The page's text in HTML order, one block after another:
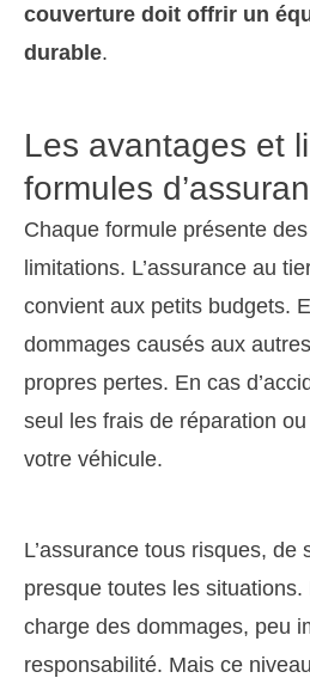
couverture doit offrir un
durable.
Les avantages et
formules
Chaque formule présente
limitations. L’assurance au
convient aux petits budgets.
dommages causés aux
propres pertes. En cas
seul les frais de réparation
votre véhicule.
L’assurance tous risques, de
presque toutes les
charge des dommages, peu
responsabilité. Mais ce